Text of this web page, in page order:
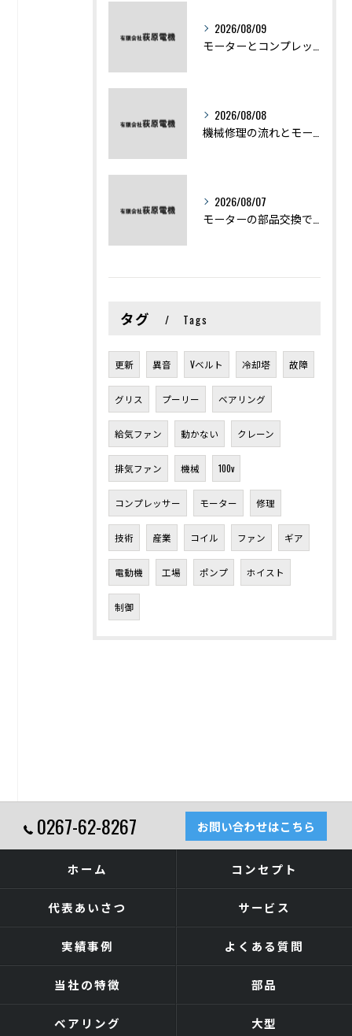
2026/08/09
2026/08/08
2026/08/07
タグ Tags
更新 異音 Vベルト 冷却塔 故障
グリス プーリー ベアリング
給気ファン 動かない クレーン
排気ファン 機械 100v
コンプレッサー モーター 修理
技術 産業 コイル ファン ギア
電動機 工場 ポンプ ホイスト
制御
0267-62-8267 お問い合わせはこちら
ホーム コンセプト
代表あいさつ サービス
実績事例 よくある質問
当社の特徴 部品
ベアリング 大型